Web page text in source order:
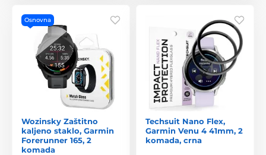
Osnovna
Wozinsky Zaštitno
kaljeno staklo, Garmin
Forerunner 165, 2
komada
Techsuit Nano Flex,
Garmin Venu 4 41mm, 2
komada, crna